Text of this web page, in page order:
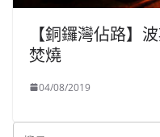
【銅鑼灣佔路】
焚燒
04/08/2019